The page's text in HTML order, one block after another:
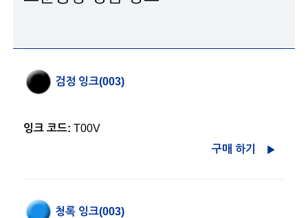
검정 잉크(003)
잉크 코드: T00V
구매 하기
청록 잉크(003)